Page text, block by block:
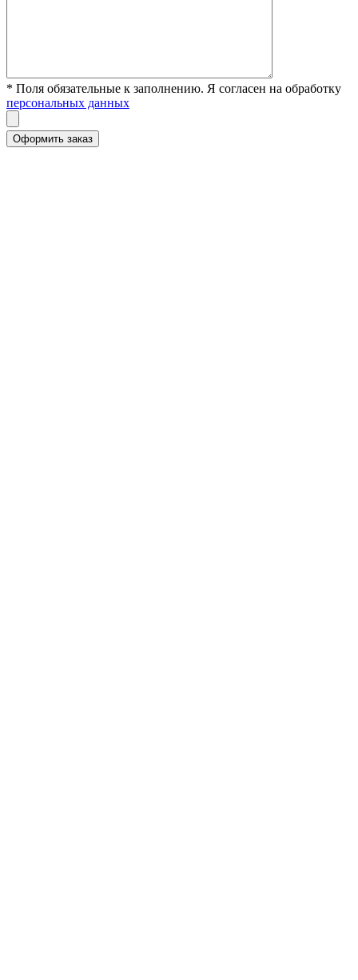
* Поля обязательные к заполнению. Я согласен на обработку
персональных данных